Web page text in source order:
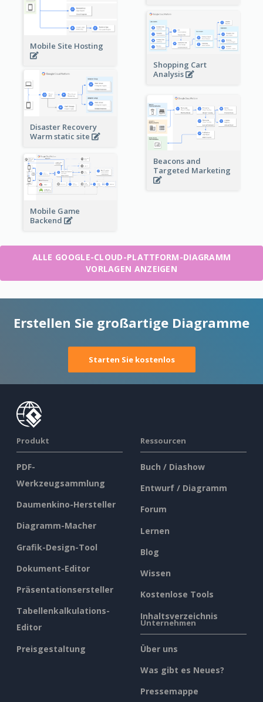
Mobile Site Hosting
Shopping Cart
Analysis
Disaster Recovery
Warm static site
Beacons and
Targeted Marketing
Mobile Game
Backend
ALLE GOOGLE-CLOUD-PLATTFORM-DIAGRAMM
VORLAGEN ANZEIGEN
Erstellen Sie großartige Diagramme
Starten Sie kostenlos
Produkt
PDF-
Werkzeugsammlung
Daumenkino-Hersteller
Diagramm-Macher
Grafik-Design-Tool
Dokument-Editor
Präsentationsersteller
Tabellenkalkulations-
Editor
Preisgestaltung
Ressourcen
Buch / Diashow
Entwurf / Diagramm
Forum
Lernen
Blog
Wissen
Kostenlose Tools
Inhaltsverzeichnis
Unternehmen
Über uns
Was gibt es Neues?
Pressemappe